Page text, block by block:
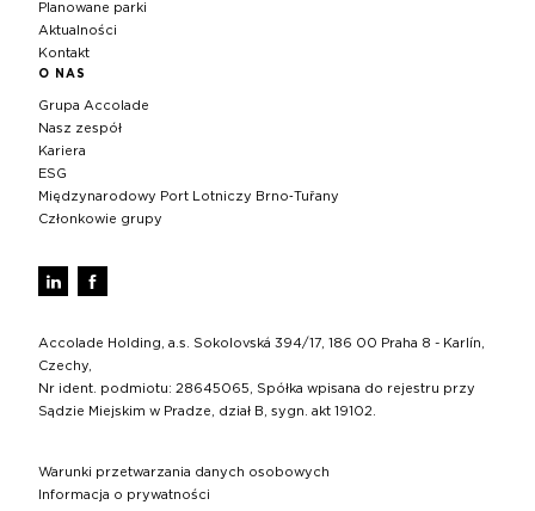
Planowane parki
Aktualności
Kontakt
O NAS
Grupa Accolade
Nasz zespół
Kariera
ESG
Międzynarodowy Port Lotniczy Brno‑Tuřany
Członkowie grupy
Accolade Holding, a.s. Sokolovská 394/17, 186 00 Praha 8 - Karlín,
Czechy,
Nr ident. podmiotu: 28645065, Spółka wpisana do rejestru przy
Sądzie Miejskim w Pradze, dział B, sygn. akt 19102.
Warunki przetwarzania danych osobowych
Informacja o prywatności